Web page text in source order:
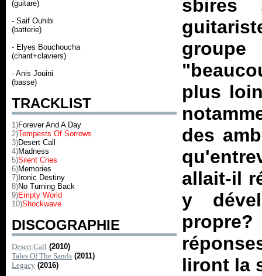
(guitare)
- Saif Ouhibi
(batterie)
- Elyes Bouchoucha
(chant+claviers)
- Anis Jouini
(basse)
TRACKLIST
1)Forever And A Day
2)Tempests Of Sorrows
3)Desert Call
4)Madness
5)Silent Cries
6)Memories
7) Ironic Destiny
8)No Turning Back
9)Empty World
10)Shockwave
DISCOGRAPHIE
Desert Call (2010)
Tales Of The Sands (2011)
Legacy (2016)
sbires
groupe
plus
des
allait-il
y
liront la